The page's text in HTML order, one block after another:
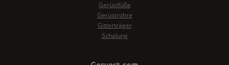
Gerüstfüße
Gerüstrohre
Gitterträger
Schalung